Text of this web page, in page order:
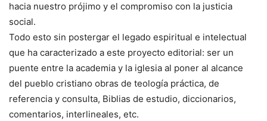
hacia nuestro prójimo y el compromiso con la justicia
social.
Todo esto sin postergar el legado espiritual e intelectual
que ha caracterizado a este proyecto editorial: ser un
puente entre la academia y la iglesia al poner al alcance
del pueblo cristiano obras de teología práctica, de
referencia y consulta, Biblias de estudio, diccionarios,
comentarios, interlineales, etc.